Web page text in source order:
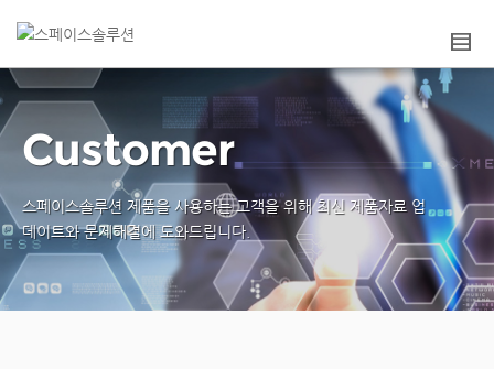
스페이스솔루션 제품을 사용하는 고객을 위해최신 제품자료 업
데이트와 문제해결에 도와드립니다.
Customer